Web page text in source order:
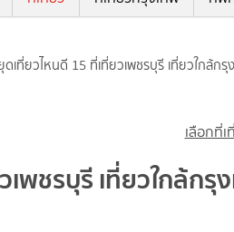
เที่ยวไหนดี 15 ที่เที่ยวเพชรบุรี เที่ยวใกล้กรุ
เลือกที่เ
พชรบุรี เที่ยวใกล้กรุ